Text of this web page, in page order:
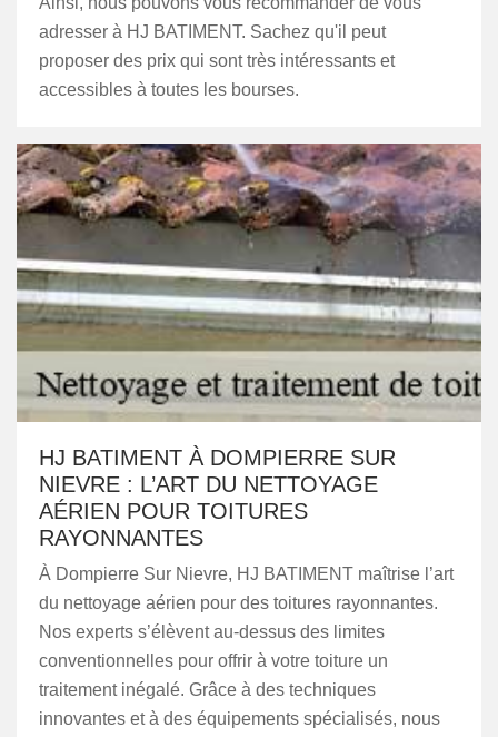
adresser à HJ BATIMENT. Sachez qu'il peut
proposer des prix qui sont très intéressants et
accessibles à toutes les bourses.
HJ BATIMENT À DOMPIERRE SUR
NIEVRE : L’ART DU NETTOYAGE
AÉRIEN POUR TOITURES
RAYONNANTES
À Dompierre Sur Nievre, HJ BATIMENT maîtrise l’art
du nettoyage aérien pour des toitures rayonnantes.
Nos experts s’élèvent au-dessus des limites
conventionnelles pour offrir à votre toiture un
traitement inégalé. Grâce à des techniques
innovantes et à des équipements spécialisés, nous